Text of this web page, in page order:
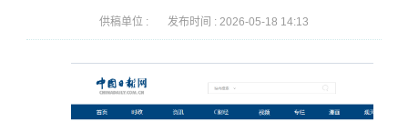
供稿单位 : 发布时间 : 2026-05-18 14:13